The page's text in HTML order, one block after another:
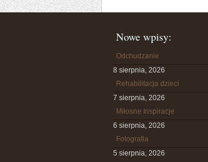
Nowe wpisy:
Odchudzanie
8 sierpnia, 2026
Rehabilitacja dzieci
7 sierpnia, 2026
Miłosne Inspiracje
6 sierpnia, 2026
Fotografia
5 sierpnia, 2026